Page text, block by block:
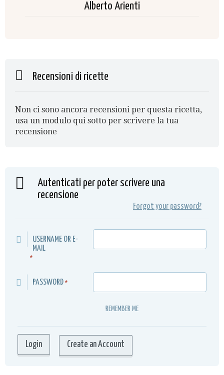
Alberto Arienti
Recensioni di ricette
Non ci sono ancora recensioni per questa ricetta,
usa un modulo qui sotto per scrivere la tua
recensione
Autenticati per poter scrivere una
recensione
Forgot your password?
USERNAME OR E-
MAIL
*
PASSWORD *
REMEMBER ME
Create an Account